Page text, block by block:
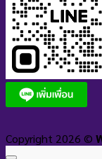
Copyright 2026 ©